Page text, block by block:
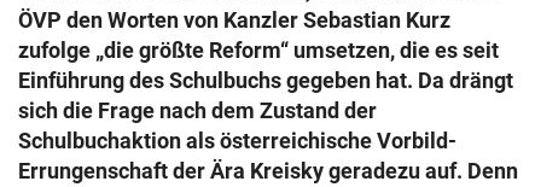
© Krone Multimedia GmbH & Co KG 2026
Muthgasse 2, 1190 Wien
ÖVP den Worten von Kanzler Sebastian Kurz
zufolge „die größte Reform“ umsetzen, die es seit
Einführung des Schulbuchs gegeben hat. Da drängt
sich die Frage nach dem Zustand der
Schulbuchaktion als österreichische Vorbild-
Errungenschaft der Ära Kreisky geradezu auf. Denn